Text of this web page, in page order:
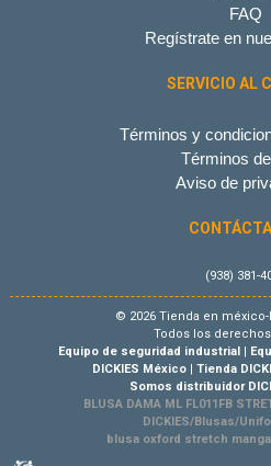
FAQ
Regístrate en
SERVICIO AL
Términos y
Términos
Aviso de
(938) 381-
© 2026 Tienda en
Todos los
Equipo de seguridad industrial|
DICKIES México| Tienda
Somos distribuidor
BLUSA DAMA ML FL011FB
DICKIES/Blusas/
blusa oxford stretch